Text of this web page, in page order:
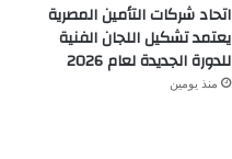
اتحاد شركات التأمين المصرية
يعتمد تشكيل اللجان الفنية
للدورة الجديدة لعام 2026
منذ يومين